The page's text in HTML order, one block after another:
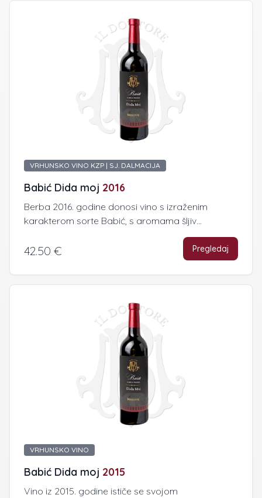
VRHUNSKO VINO KZP | SJ. DALMACIJA
Babić Dida moj 2016
Berba 2016. godine donosi vino s izraženim
karakterom sorte Babić, s aromama šljiv...
42.50 € Pregledaj
VRHUNSKO VINO
Babić Dida moj 2015
Vino iz 2015. godine ističe se svojom